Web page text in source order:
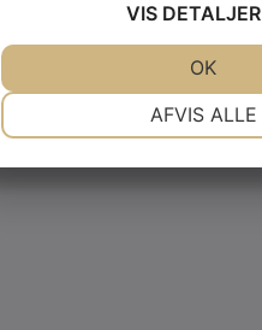
VIS DETALJER
AFVIS ALLE
OK